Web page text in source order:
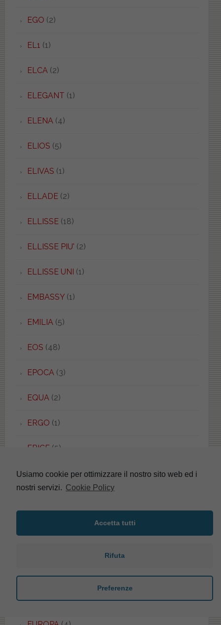
EGO (2)
EL1 (1)
ELCA (2)
ELEGANT (1)
ELENA (4)
ELIOS (5)
ELIVAS (1)
ELLADE(2)
ELLISSE(18)
ELLISSE PIU' (2)
ELLISSE UNI (1)
EMBASSY(1)
EMILIA (5)
EOS (48)
EPOCA (3)
EQUA (2)
ERGO (1)
ERICE(5)
ERIKA(4)
ETHOS(1)
EURO(2)
Usiamo cookie per ottimizzare il nostro sito web ed i
nostri servizi. Cookie Policy
Accetta tutti
Rifuta
Preferenze